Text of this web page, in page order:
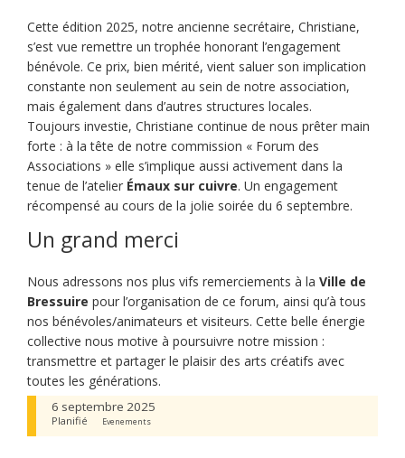
Cette édition 2025, notre ancienne secrétaire, Christiane,
s’est vue remettre un trophée honorant l’engagement
bénévole. Ce prix, bien mérité, vient saluer son implication
constante non seulement au sein de notre association,
mais également dans d’autres structures locales.
Toujours investie, Christiane continue de nous prêter main
forte : à la tête de notre commission « Forum des
Associations » elle s’implique aussi activement dans la
tenue de l’atelier Émaux sur cuivre. Un engagement
récompensé au cours de la jolie soirée du 6 septembre.
Un grand merci
Nous adressons nos plus vifs remerciements à la Ville de
Bressuire pour l’organisation de ce forum, ainsi qu’à tous
nos bénévoles/animateurs et visiteurs. Cette belle énergie
collective nous motive à poursuivre notre mission :
transmettre et partager le plaisir des arts créatifs avec
toutes les générations.
6 septembre 2025
Planifié Evenements